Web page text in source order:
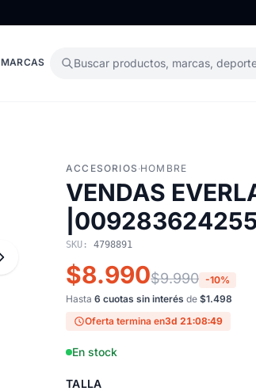
MARCAS Buscar productos, marcas,
ACCESORIOS ·HOMBRE
VENDAS
SKU: 4798891
$8.990$9.990 -10%
Hasta 6 cuotas sin interés de $1.498
Oferta termina en3d 21:08:48
En stock
TALLA